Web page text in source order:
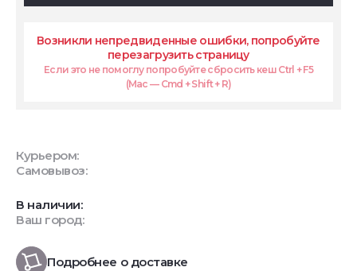
Возникли непредвиденные ошибки, попробуйте
перезагрузить страницу
Если это не помоглу попробуйте сбросить кеш Ctrl + F5
(Mac — Cmd + Shift + R)
Курьером:
Самовывоз:
В наличии:
Ваш город:
Подробнее о доставке